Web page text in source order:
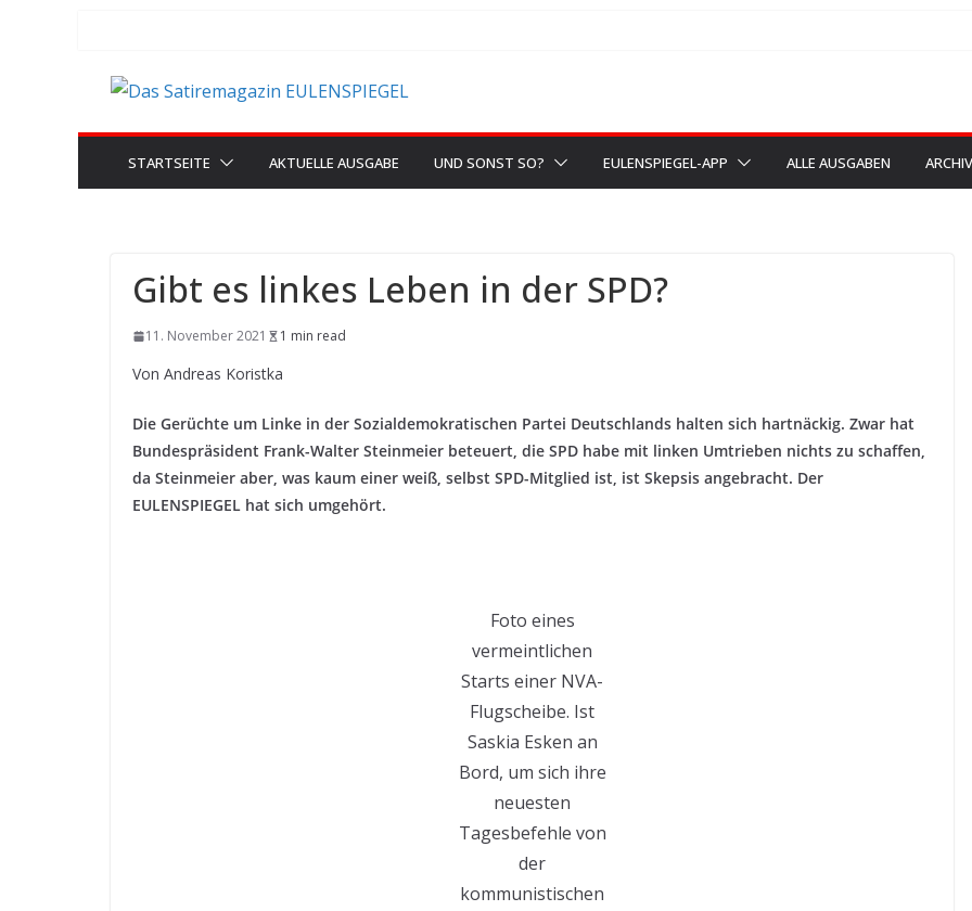
springen
STARTSEITE AKTUELLE AUSGABE UND SONST SO? EULENSPIEGEL-APP ALLE AUSGABEN ARCHIV
Gibt es linkes Leben in der SPD?
11. November 2021 1 min read
Von Andreas Koristka
Die Gerüchte um Linke in der Sozialdemokratischen Partei Deutschlands halten sich hartnäckig. Zwar hat
Bundespräsident Frank-Walter Steinmeier beteuert, die SPD habe mit linken Umtrieben nichts zu schaffen,
da Steinmeier aber, was kaum einer weiß, selbst SPD-Mitglied ist, ist Skepsis angebracht. Der
EULENSPIEGEL hat sich umgehört.
Foto eines
vermeintlichen
Starts einer NVA-
Flugscheibe. Ist
Saskia Esken an
Bord, um sich ihre
neuesten
Tagesbefehle von
der
kommunistischen